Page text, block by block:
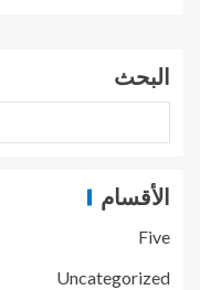
البحث
الأقسام
Five
Uncategorized